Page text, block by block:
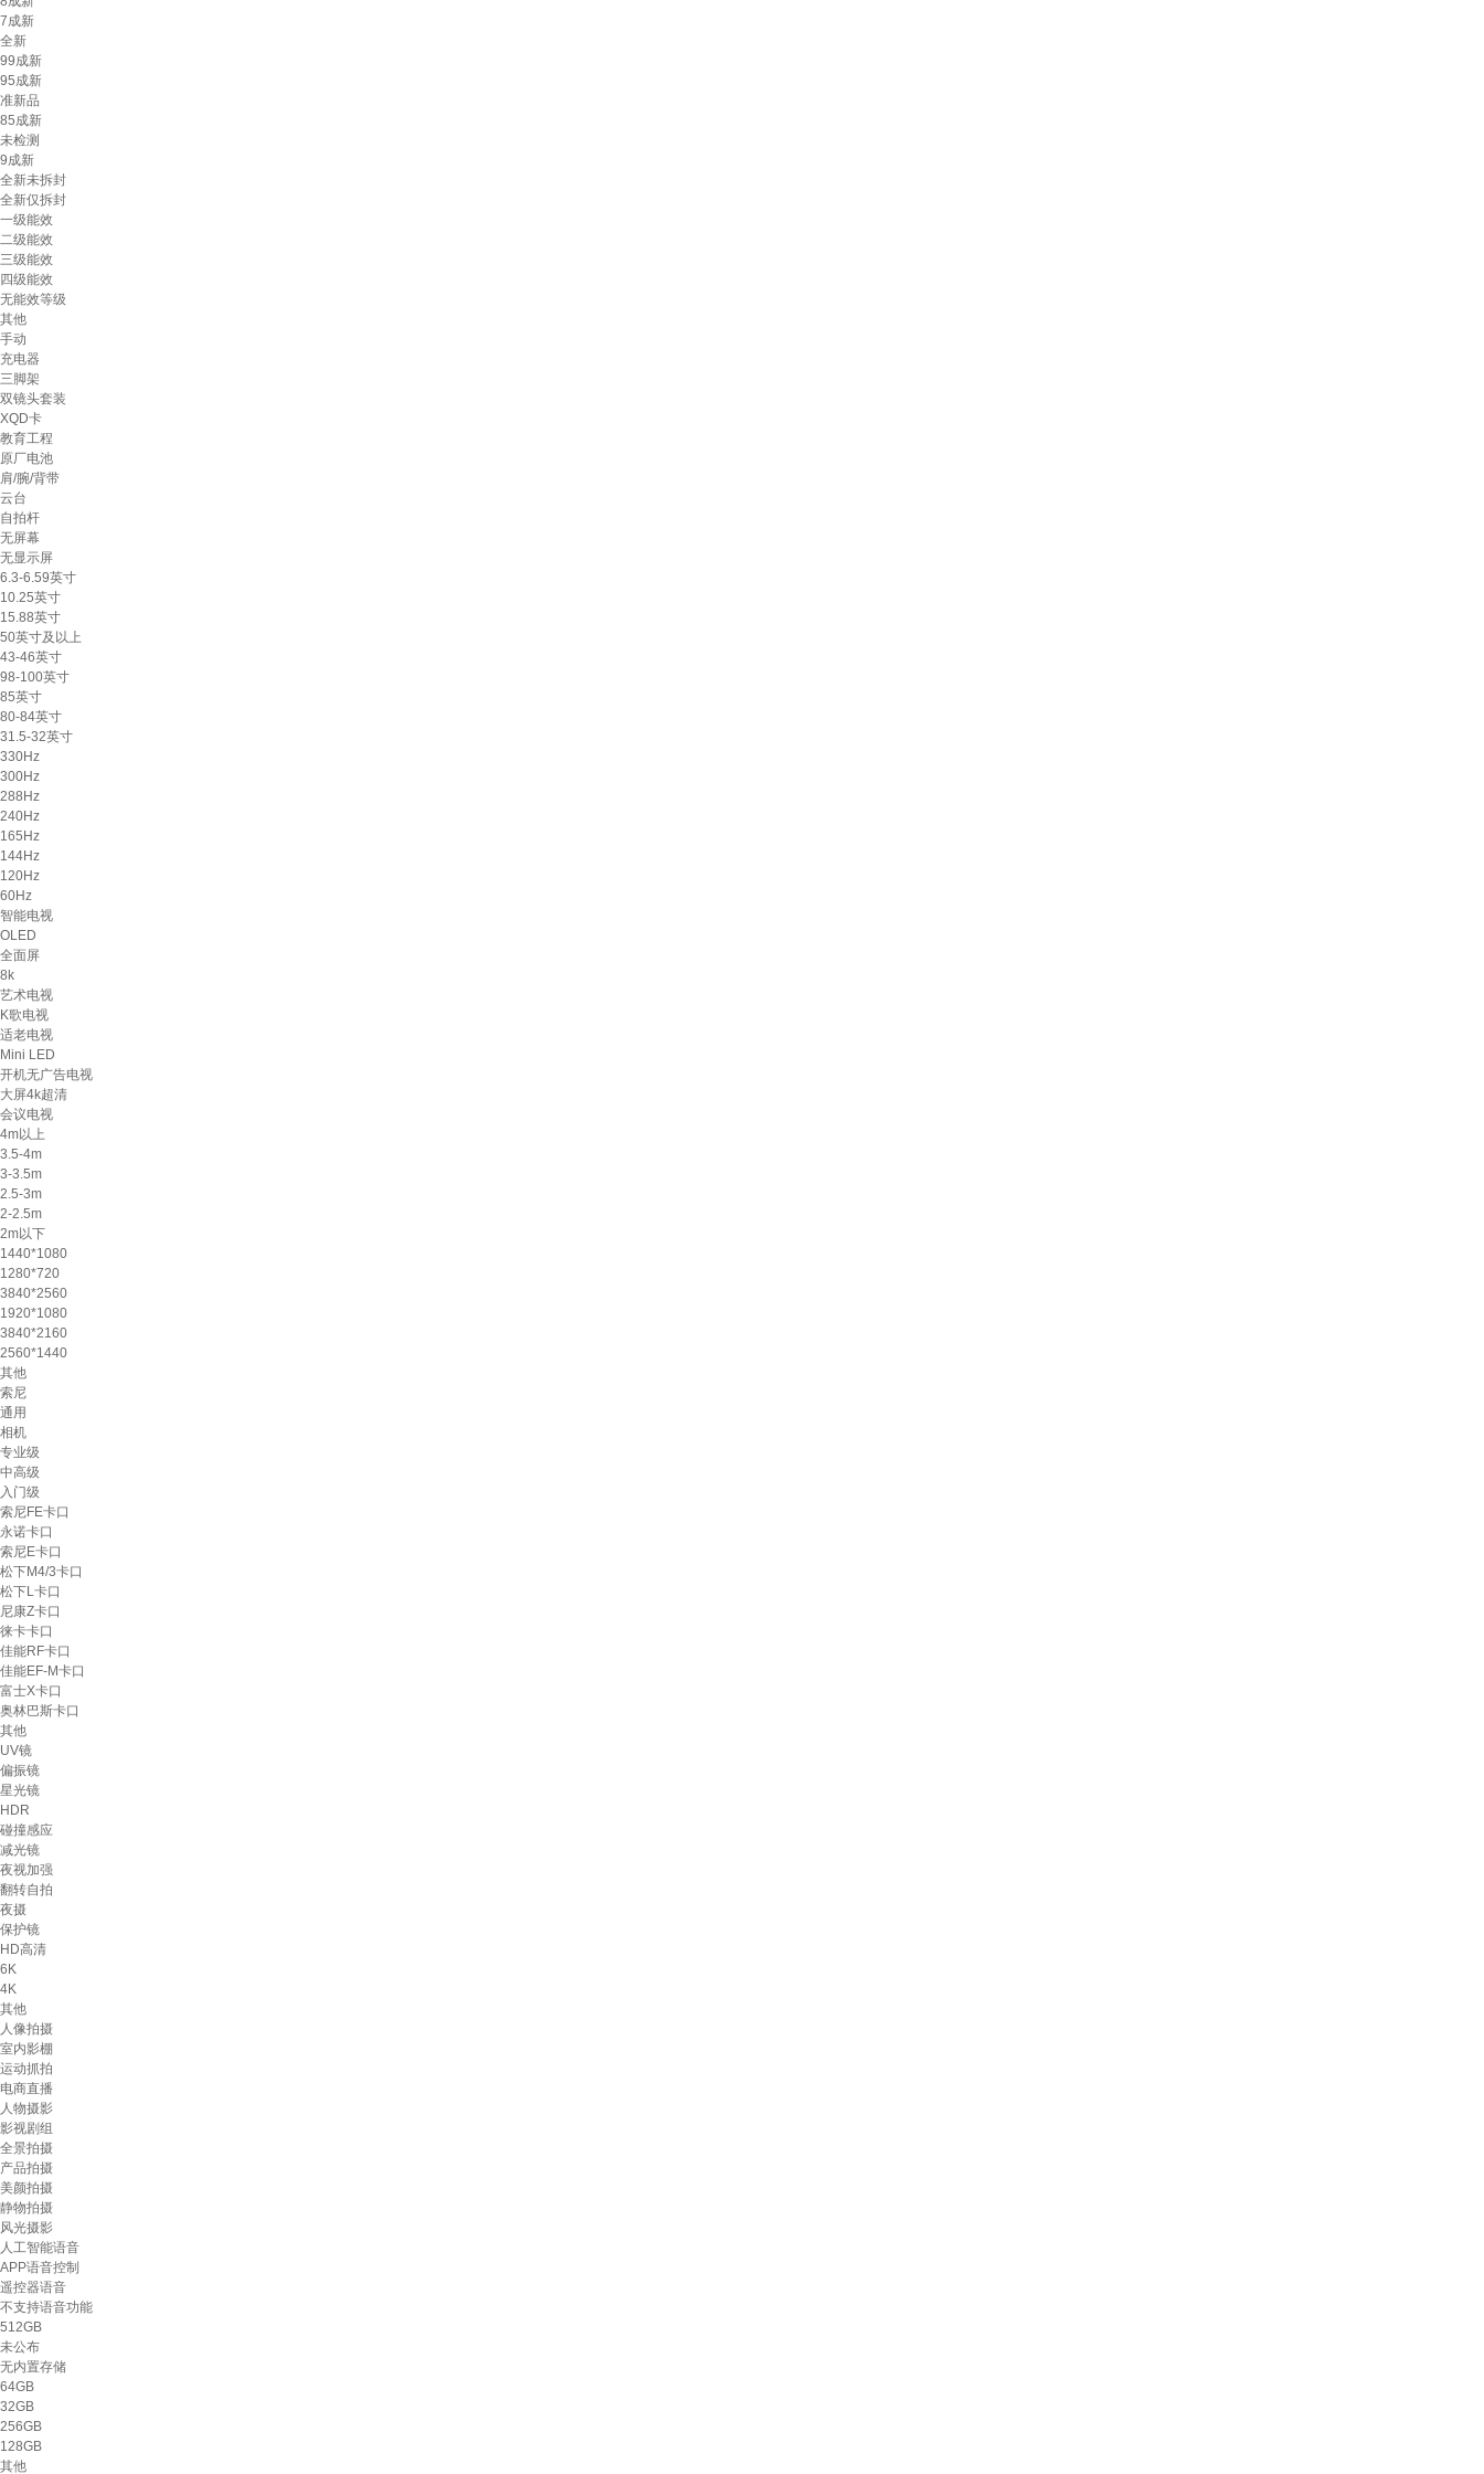
7成新
全新
99成新
95成新
准新品
85成新
未检测
9成新
全新未拆封
全新仅拆封
一级能效
二级能效
三级能效
四级能效
无能效等级
其他
手动
充电器
三脚架
双镜头套装
XQD卡
教育工程
原厂电池
肩/腕/背带
云台
自拍杆
无屏幕
无显示屏
6.3-6.59英寸
10.25英寸
15.88英寸
50英寸及以上
43-46英寸
98-100英寸
85英寸
80-84英寸
31.5-32英寸
330Hz
300Hz
288Hz
240Hz
165Hz
144Hz
120Hz
60Hz
智能电视
OLED
全面屏
8k
艺术电视
K歌电视
适老电视
Mini LED
开机无广告电视
大屏4k超清
会议电视
4m以上
3.5-4m
3-3.5m
2.5-3m
2-2.5m
2m以下
1440*1080
1280*720
3840*2560
1920*1080
3840*2160
2560*1440
其他
索尼
通用
相机
专业级
中高级
入门级
索尼FE卡口
永诺卡口
索尼E卡口
松下M4/3卡口
松下L卡口
尼康Z卡口
徕卡卡口
佳能RF卡口
佳能EF-M卡口
富士X卡口
奥林巴斯卡口
其他
UV镜
偏振镜
星光镜
HDR
碰撞感应
减光镜
夜视加强
翻转自拍
夜摄
保护镜
HD高清
6K
4K
其他
人像拍摄
室内影棚
运动抓拍
电商直播
人物摄影
影视剧组
全景拍摄
产品拍摄
美颜拍摄
静物拍摄
风光摄影
人工智能语音
APP语音控制
遥控器语音
不支持语音功能
512GB
未公布
无内置存储
64GB
32GB
256GB
128GB
其他